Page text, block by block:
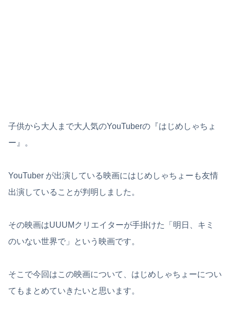
子供から大人まで大人気のYouTuberの『はじめしゃちょ
ー』。
YouTuber が出演している映画にはじめしゃちょーも友情
出演していることが判明しました。
その映画はUUUMクリエイターが手掛けた「明日、キミ
のいない世界で」という映画です。
そこで今回はこの映画について、はじめしゃちょーについ
てもまとめていきたいと思います。